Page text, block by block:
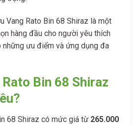
Vang Rato Bin 68 Shiraz là một
hàng đầu cho người yêu thích
những ưu điểm và ứng dụng đa
Bin 68 Shiraz
68 Shiraz có mức giá từ 265.000